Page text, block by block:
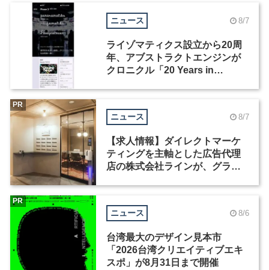
ニュース 8/7
ライゾマティクス設立から20周
年、アブストラクトエンジンが
クロニクル「20 Years in
ニュース 8/7
【求人情報】ダイレクトマーケ
ティングを主軸とした広告代理
店の株式会社ラインが、グラフ
PR
ニュース 8/6
台湾最大のデザイン見本市
「2026台湾クリエイティブエキ
スポ」が8月31日まで開催
PR